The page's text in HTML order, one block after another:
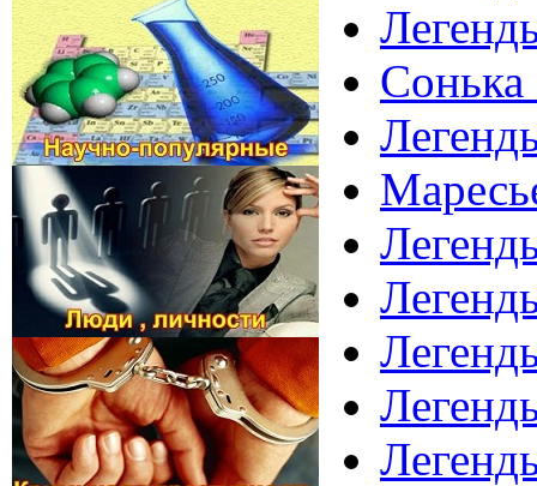
Сонька